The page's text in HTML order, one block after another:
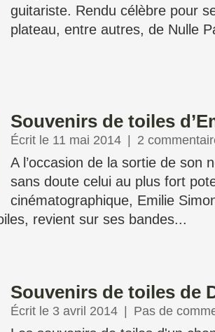
guitariste. Rendu célèbre pour
plateau, entre autres, de Nulle
Souvenirs de toiles
Écrit le 11 mai 2014 2
A l’occasion de la sortie de son
sans doute celui au plus fort
cinématographique, Emilie
revient sur ses bandes...
Souvenirs de toiles de
Écrit le 3 avril 2014 Pas de